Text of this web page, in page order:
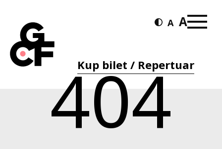
Kup bilet / Repertuar
404